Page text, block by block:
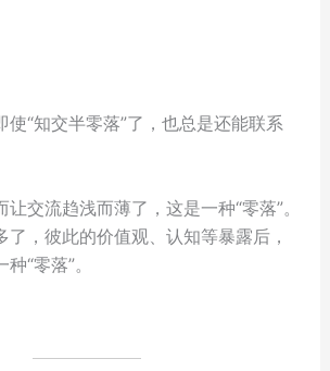
使“知交半零落”了，也总是还能联系
交流趋浅而薄了，这是一种“零落”。
了，彼此的价值观、认知等暴露后，
“零落”。